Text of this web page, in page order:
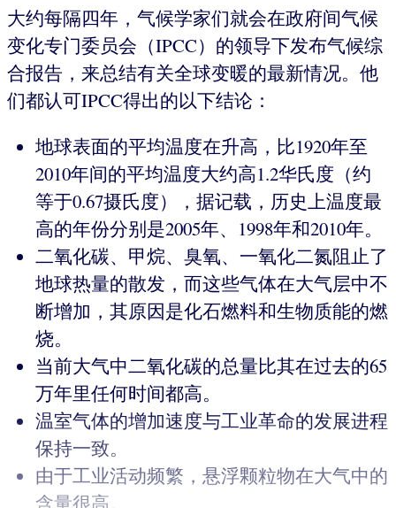
大约每隔四年，气候学家们就会在政府间气候
变化专门委员会（IPCC）的领导下发布气候综
合报告，来总结有关全球变暖的最新情况。他
们都认可IPCC得出的以下结论：
地球表面的平均温度在升高，比1920年至
2010年间的平均温度大约高1.2华氏度（约
等于0.67摄氏度），据记载，历史上温度最
高的年份分别是2005年、1998年和2010年。
二氧化碳、甲烷、臭氧、一氧化二氮阻止了
地球热量的散发，而这些气体在大气层中不
断增加，其原因是化石燃料和生物质能的燃
烧。
当前大气中二氧化碳的总量比其在过去的65
万年里任何时间都高。
温室气体的增加速度与工业革命的发展进程
保持一致。
由于工业活动频繁，悬浮颗粒物在大气中的
含量很高。